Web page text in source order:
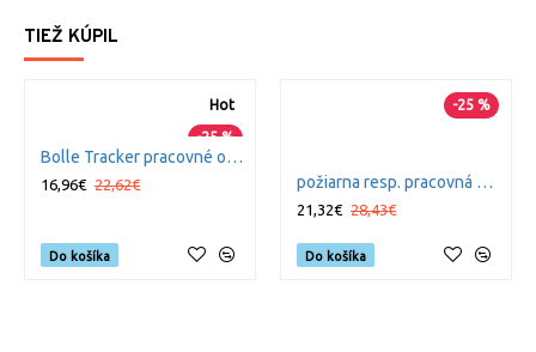
TIEŽ KÚPIL
Hot
-25 %
Bolle Tracker pracovné okuliare číre
16,96€ 22,62€
Do košíka
-25 %
požiarna resp. pracovná maska BOLLE PILOT CSP PLATINUM bronz novinka
21,32€ 28,43€
Do košíka